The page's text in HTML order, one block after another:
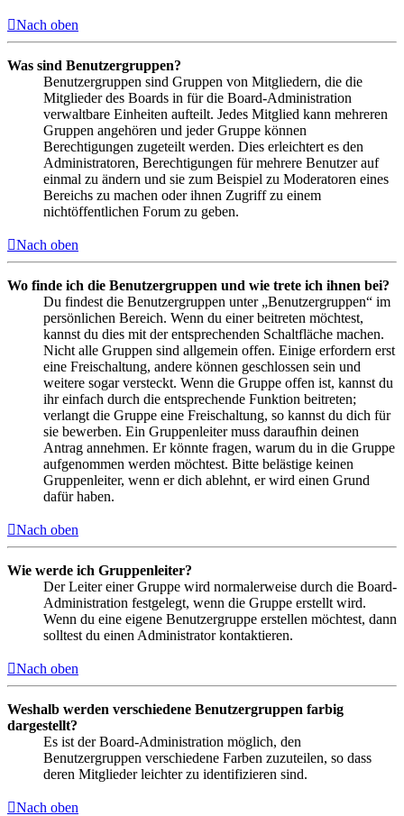
Nach oben
Was sind Benutzergruppen?
Benutzergruppen sind Gruppen von Mitgliedern, die die
Mitglieder des Boards in für die Board-Administration
verwaltbare Einheiten aufteilt. Jedes Mitglied kann mehreren
Gruppen angehören und jeder Gruppe können
Berechtigungen zugeteilt werden. Dies erleichtert es den
Administratoren, Berechtigungen für mehrere Benutzer auf
einmal zu ändern und sie zum Beispiel zu Moderatoren eines
Bereichs zu machen oder ihnen Zugriff zu einem
nichtöffentlichen Forum zu geben.
Nach oben
Wo finde ich die Benutzergruppen und wie trete ich ihnen bei?
Du findest die Benutzergruppen unter „Benutzergruppen“ im
persönlichen Bereich. Wenn du einer beitreten möchtest,
kannst du dies mit der entsprechenden Schaltfläche machen.
Nicht alle Gruppen sind allgemein offen. Einige erfordern erst
eine Freischaltung, andere können geschlossen sein und
weitere sogar versteckt. Wenn die Gruppe offen ist, kannst du
ihr einfach durch die entsprechende Funktion beitreten;
verlangt die Gruppe eine Freischaltung, so kannst du dich für
sie bewerben. Ein Gruppenleiter muss daraufhin deinen
Antrag annehmen. Er könnte fragen, warum du in die Gruppe
aufgenommen werden möchtest. Bitte belästige keinen
Gruppenleiter, wenn er dich ablehnt, er wird einen Grund
dafür haben.
Nach oben
Wie werde ich Gruppenleiter?
Der Leiter einer Gruppe wird normalerweise durch die Board-
Administration festgelegt, wenn die Gruppe erstellt wird.
Wenn du eine eigene Benutzergruppe erstellen möchtest, dann
solltest du einen Administrator kontaktieren.
Nach oben
Weshalb werden verschiedene Benutzergruppen farbig
dargestellt?
Es ist der Board-Administration möglich, den
Benutzergruppen verschiedene Farben zuzuteilen, so dass
deren Mitglieder leichter zu identifizieren sind.
Nach oben